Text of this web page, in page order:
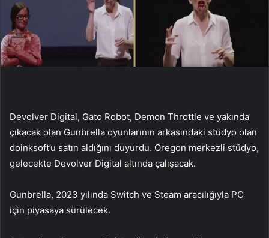
Devolver Digital, Gato Robot, Demon Throttle ve yakında
çıkacak olan Gunbrella oyunlarının arkasındaki stüdyo olan
doinksoft’u satın aldığını duyurdu. Oregon merkezli stüdyo,
gelecekte Devolver Digital altında çalışacak.
Gunbrella, 2023 yılında Switch ve Steam aracılığıyla PC
için piyasaya sürülecek.